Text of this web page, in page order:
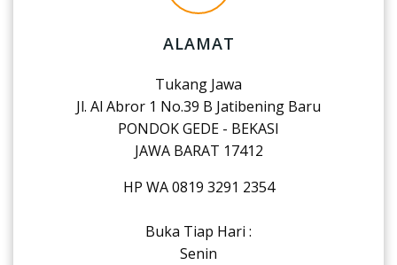
ALAMAT
Tukang Jawa
Jl. Al Abror 1 No.39 B Jatibening Baru
PONDOK GEDE - BEKASI
JAWA BARAT 17412
HP WA 0819 3291 2354
Buka Tiap Hari :
Senin